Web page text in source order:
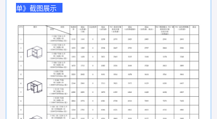
单》截图展示